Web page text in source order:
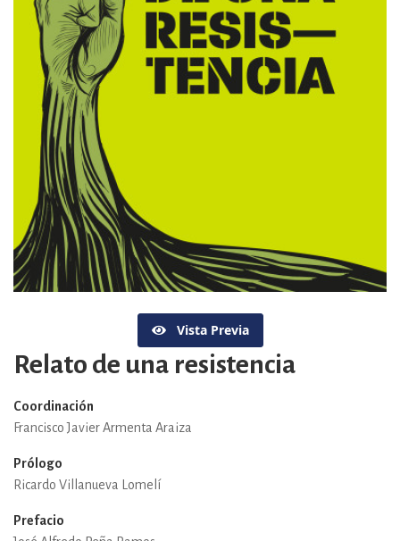
Vista Previa
Relato de una resistencia
Coordinación
Francisco Javier Armenta Araiza
Prólogo
Ricardo Villanueva Lomelí
Prefacio